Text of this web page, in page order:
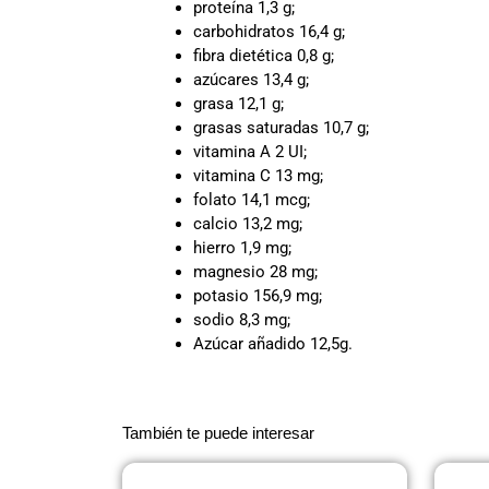
proteína 1,3 g;
carbohidratos 16,4 g;
fibra dietética 0,8 g;
azúcares 13,4 g;
grasa 12,1 g;
grasas saturadas 10,7 g;
vitamina A 2 UI;
vitamina C 13 mg;
folato 14,1 mcg;
calcio 13,2 mg;
hierro 1,9 mg;
magnesio 28 mg;
potasio 156,9 mg;
sodio 8,3 mg;
Azúcar añadido 12,5g.
También te puede interesar